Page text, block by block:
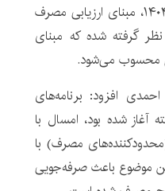
ادارات خبر داد و گفت: در سال ۱۴۰۴، مبنای ارزیابی مصرف
گرفته شده که مبنای
محسوب می‌شود.
افزود: برنامه‌های
شده بود، امسال با
مصرف) با
موضوع باعث صرفه‌جویی